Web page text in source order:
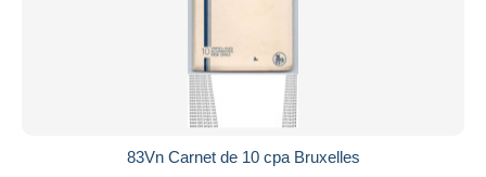
83Vn Carnet de 10 cpa Bruxelles